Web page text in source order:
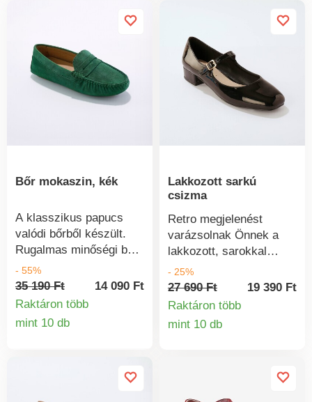
Stílusosak, masnival.
Könnyű + puha. Jól
kombinálhatók.
Csúszásmentes profilos
Bőr mokaszin, kék
A klasszikus papucs
valódi bőrből készült.
Rugalmas minőségi bőr.
Széles nyelv a
felsőrészen. Széles
sarokbetét. Rögzített
talp tónusban. Kezelje
- 55%
35 190 Ft
14 090 Ft
Raktáron több
mint 10 db
Termékinformációk
Lakkozott sarkú
csizma
Retro megjelenést
varázsolnak Önnek a
lakkozott, sarokkal
ellátott cipők. Bőr
talpbetéttel a láb
szellőzéséért. Szilárd
rugalmas pánttal
Elegáns, szögletes orr.
- 25%
27 690 Ft
19 390 Ft
Raktáron több
mint 10 db